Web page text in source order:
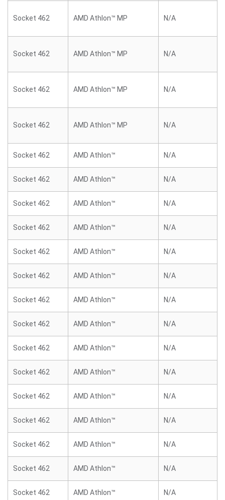
Socket 462 AMD Athlon™ MP N/A
Socket 462 AMD Athlon™ MP N/A
Socket 462 AMD Athlon™ MP N/A
Socket 462 AMD Athlon™ MP N/A
Socket 462 AMD Athlon™ N/A
Socket 462 AMD Athlon™ N/A
Socket 462 AMD Athlon™ N/A
Socket 462 AMD Athlon™ N/A
Socket 462 AMD Athlon™ N/A
Socket 462 AMD Athlon™ N/A
Socket 462 AMD Athlon™ N/A
Socket 462 AMD Athlon™ N/A
Socket 462 AMD Athlon™ N/A
Socket 462 AMD Athlon™ N/A
Socket 462 AMD Athlon™ N/A
Socket 462 AMD Athlon™ N/A
Socket 462 AMD Athlon™ N/A
Socket 462 AMD Athlon™ N/A
Socket 462 AMD Athlon™ N/A